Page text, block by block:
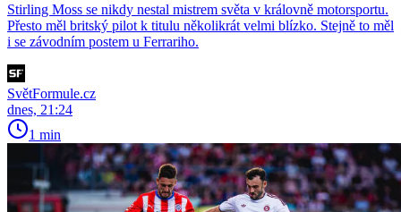
Stirling Moss se nikdy nestal mistrem světa v královně motorsportu.
Přesto měl britský pilot k titulu několikrát velmi blízko. Stejně to měl
i se závodním postem u Ferrariho.
SvětFormule.cz
dnes, 21:24
1 min